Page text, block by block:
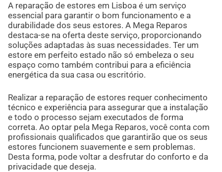
A reparação de estores em Lisboa é um serviço
essencial para garantir o bom funcionamento e a
durabilidade dos seus estores. A Mega Reparos
destaca-se na oferta deste serviço, proporcionando
soluções adaptadas às suas necessidades. Ter um
estore em perfeito estado não só embeleza o seu
espaço como também contribui para a eficiência
energética da sua casa ou escritório.
Realizar a reparação de estores requer conhecimento
técnico e experiência para assegurar que a instalação
e todo o processo sejam executados de forma
correta. Ao optar pela Mega Reparos, você conta com
profissionais qualificados que garantirão que os seus
estores funcionem suavemente e sem problemas.
Desta forma, pode voltar a desfrutar do conforto e da
privacidade que deseja.